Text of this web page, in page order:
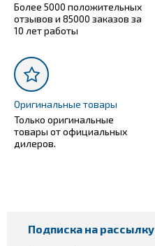
Более 5000 положительных
отзывов и 85000 заказов за
10 лет работы
Оригинальные товары
Только оригинальные
товары от официальных
дилеров.
Подписка на рассылку